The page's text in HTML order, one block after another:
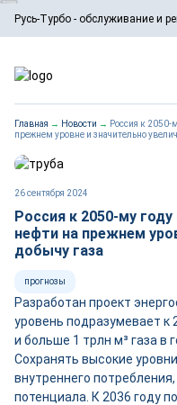
Русь-Турбо - обслуживание и
ООО «Русь-Турбо»
турбин, комплексным
техническим
работают на
металлургических и
Реклама. ООО «Русь-
erid:
Главная → Новости → Россия к 2050-
прежнем уровне и значительно
26 сентября 2024
Россия к 2050-му
нефти на прежнем
добычу газа
прогнозы
Разработан проект
уровень подразумевает к
и больше 1 трлн м³ газа в
Сохранять высокие
внутреннего
потенциала. К 2036 году